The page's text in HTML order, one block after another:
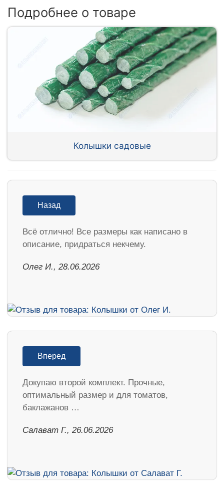
Подробнее о товаре
Колышки садовые
Назад
Всё отлично! Все размеры как написано в
описание, придраться некчему.
Олег И., 28.06.2026
Вперед
Докупаю второй комплект. Прочные,
оптимальный размер и для томатов,
баклажанов …
Салават Г., 26.06.2026